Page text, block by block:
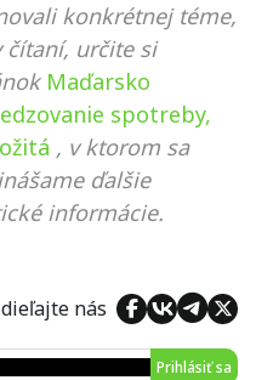
konkrétnej téme,
čítaní, určite si
Maďarsko
spotreby,
, v ktorom sa
ďalšie
informácie.
nás
Prihlásiť sa